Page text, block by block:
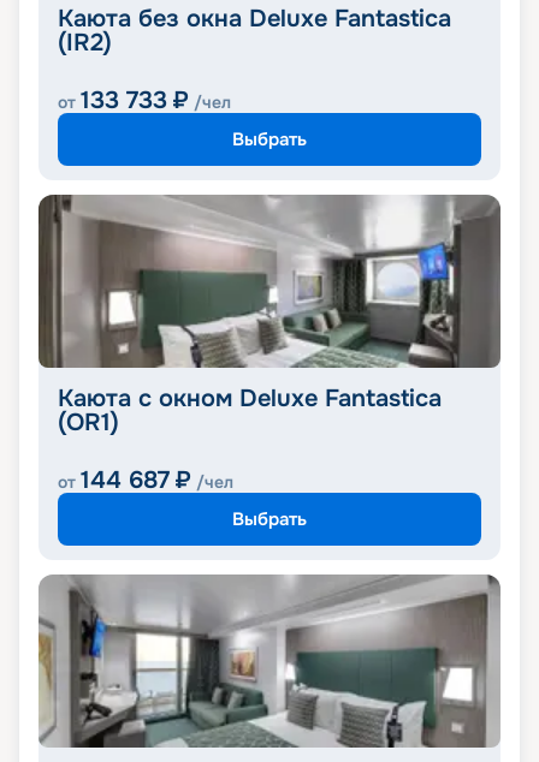
Каюта без окна Deluxe Fantastica
(IR2)
от 133 733 ₽ /чел
Выбрать
Каюта с окном Deluxe Fantastica
(OR1)
от 144 687 ₽ /чел
Выбрать